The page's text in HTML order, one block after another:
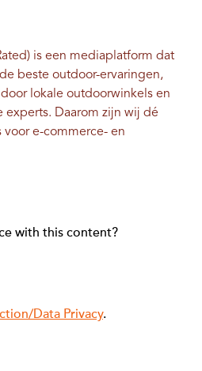
is een mediaplatform dat
beste outdoor-ervaringen,
lokale outdoorwinkels en
experts. Daarom zijn wij dé
e-commerce- en